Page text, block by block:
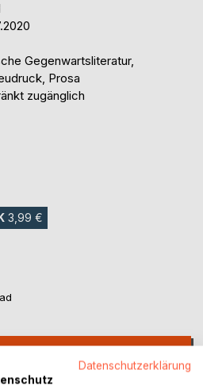
Gegenwartsliteratur,
Prosa
zugänglich
3,99 €
Datenschutzerklärung